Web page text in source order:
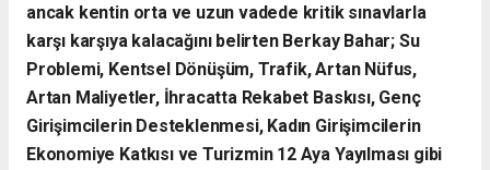
ancak kentin orta ve uzun vadede kritik sınavlarla
karşı karşıya kalacağını belirten Berkay Bahar; Su
Problemi, Kentsel Dönüşüm, Trafik, Artan Nüfus,
Artan Maliyetler, İhracatta Rekabet Baskısı, Genç
Girişimcilerin Desteklenmesi, Kadın Girişimcilerin
Ekonomiye Katkısı ve Turizmin 12 Aya Yayılması gibi